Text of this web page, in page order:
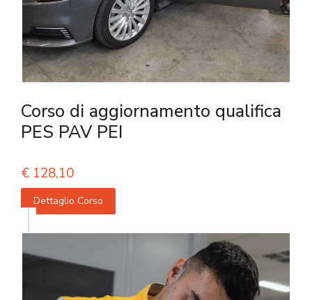
Corso di aggiornamento qualifica
PES PAV PEI
€ 128,10
Dettaglio Corso